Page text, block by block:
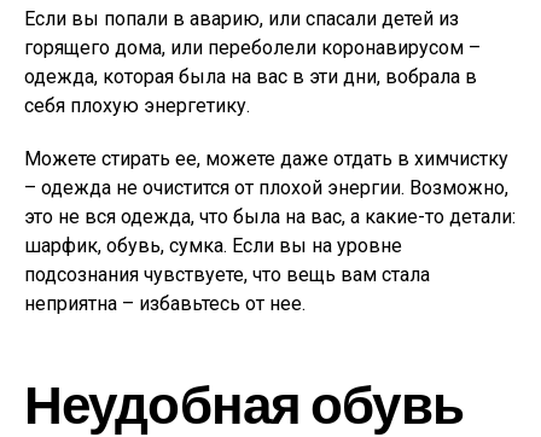
Если вы попали в аварию, или спасали детей из
горящего дома, или переболели коронавирусом –
одежда, которая была на вас в эти дни, вобрала в
себя плохую энергетику.
Можете стирать ее, можете даже отдать в химчистку
– одежда не очистится от плохой энергии. Возможно,
это не вся одежда, что была на вас, а какие-то детали:
шарфик, обувь, сумка. Если вы на уровне
подсознания чувствуете, что вещь вам стала
неприятна – избавьтесь от нее.
Неудобная обувь